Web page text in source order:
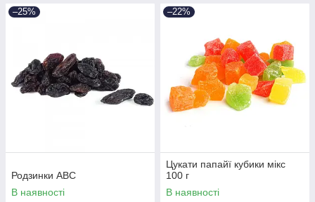
–25%
Родзинки АВС
В наявності
–22%
Цукати папайї кубики мікс
100 г
В наявності